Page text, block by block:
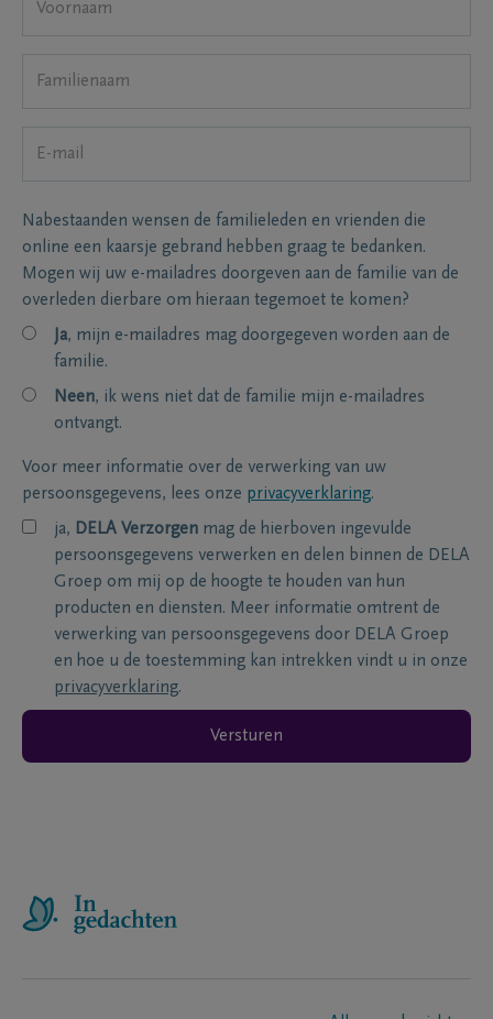
Nabestaanden wensen de familieleden en vrienden die
online een kaarsje gebrand hebben graag te bedanken.
Mogen wij uw e-mailadres doorgeven aan de familie van de
overleden dierbare om hieraan tegemoet te komen?
Ja, mijn e-mailadres mag doorgegeven worden aan de
familie.
Neen, ik wens niet dat de familie mijn e-mailadres
ontvangt.
Voor meer informatie over de verwerking van uw
persoonsgegevens, lees onze privacyverklaring.
ja, DELA Verzorgen mag de hierboven ingevulde
persoonsgegevens verwerken en delen binnen de DELA
Groep om mij op de hoogte te houden van hun
producten en diensten. Meer informatie omtrent de
verwerking van persoonsgegevens door DELA Groep
en hoe u de toestemming kan intrekken vindt u in onze
privacyverklaring.
Versturen